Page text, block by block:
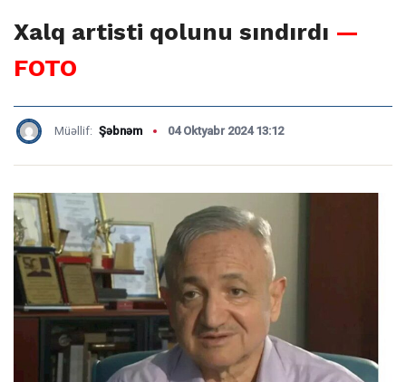
Xalq artisti qolunu sındırdı —
FOTO
Müəllif: Şəbnəm 04 Oktyabr 2024 13:12